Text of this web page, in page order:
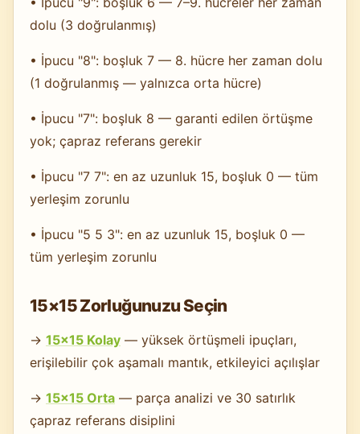
dolu (3 doğrulanmış)
• İpucu "8": boşluk 7 — 8. hücre her zaman dolu
(1 doğrulanmış — yalnızca orta hücre)
• İpucu "7": boşluk 8 — garanti edilen örtüşme
yok; çapraz referans gerekir
• İpucu "7 7": en az uzunluk 15, boşluk 0 — tüm
yerleşim zorunlu
• İpucu "5 5 3": en az uzunluk 15, boşluk 0 —
tüm yerleşim zorunlu
15×15 Zorluğunuzu Seçin
→ 15×15 Kolay — yüksek örtüşmeli ipuçları,
erişilebilir çok aşamalı mantık, etkileyici açılışlar
→ 15×15 Orta — parça analizi ve 30 satırlık
çapraz referans disiplini